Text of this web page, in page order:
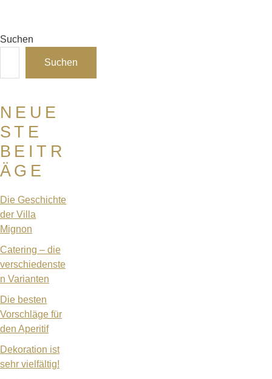
Suchen
Suchen
NEUE
STE
BEITR
ÄGE
Die Geschichte
der Villa
Mignon
Catering – die
verschiedenste
n Varianten
Die besten
Vorschläge für
den Aperitif
Dekoration ist
sehr vielfältig!